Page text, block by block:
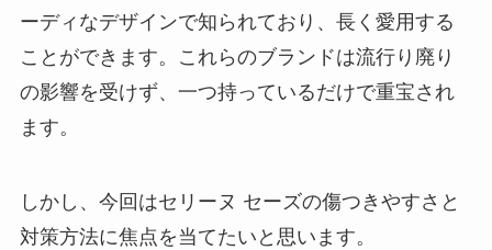
ーディなデザインで知られており、長く愛用する
ことができます。これらのブランドは流行り廃り
の影響を受けず、一つ持っているだけで重宝され
ます。
しかし、今回はセリーヌ セーズの傷つきやすさと
対策方法に焦点を当てたいと思います。